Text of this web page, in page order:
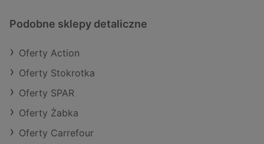
Podobne sklepy detaliczne
Oferty Action
Oferty Stokrotka
Oferty SPAR
Oferty Żabka
Oferty Carrefour